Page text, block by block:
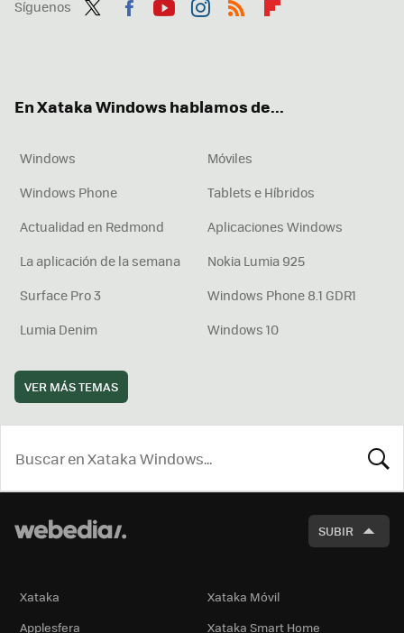
Síguenos
En Xataka Windows hablamos de...
Windows
Móviles
Windows Phone
Tablets e Híbridos
Actualidad en Redmond
Aplicaciones Windows
La aplicación de la semana
Nokia Lumia 925
Surface Pro 3
Windows Phone 8.1 GDR1
Lumia Denim
Windows 10
VER MÁS TEMAS
SUBIR
Xataka
Xataka Móvil
Applesfera
Xataka Smart Home